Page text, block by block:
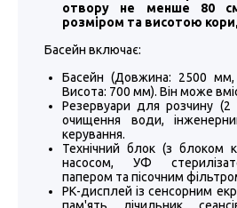
отвору не менше 80
розміром та висотою
Басейн включає:
Басейн (Довжина: 2500
Висота: 700 мм). Він може
Резервуари для розчину
очищення води,
керування.
Технічний блок (з блоком
насосом, УФ
папером та пісочним
РК-дисплей із сенсорним